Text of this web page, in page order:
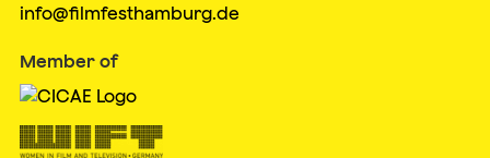
info@filmfesthamburg.de
Member of